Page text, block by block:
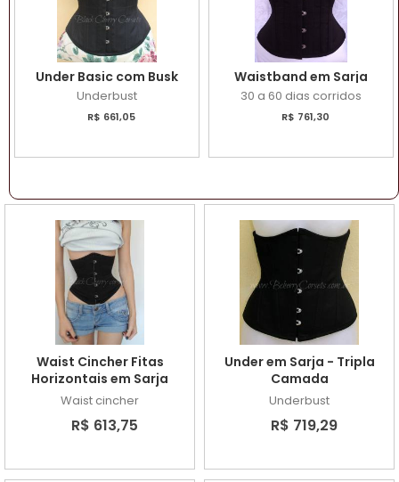
Under Basic com Busk
Underbust
R$ 661,05
Waistband em Sarja
30 a 60 dias corridos
R$ 761,30
Waist Cincher Fitas
Horizontais em Sarja
Waist cincher
R$ 613,75
Under em Sarja - Tripla
Camada
Underbust
R$ 719,29